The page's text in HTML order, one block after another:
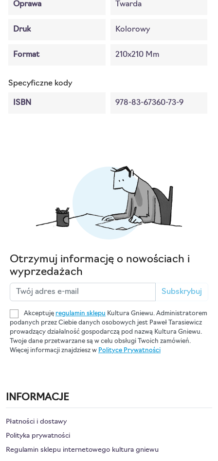
Oprawa Twarda
Druk Kolorowy
Format 210x210 Mm
Specyficzne kody
ISBN 978-83-67360-73-9
Otrzymuj informację o nowościach i
wyprzedażach
Subskrybuj
Akceptuję regulamin sklepu Kultura Gniewu. Administratorem
podanych przez Ciebie danych osobowych jest Paweł Tarasiewicz
prowadzący działalność gospodarczą pod nazwą Kultura Gniewu.
Twoje dane przetwarzane są w celu obsługi Twoich zamówień.
Więcej informacji znajdziesz w Polityce Prywatności
INFORMACJE
Płatności i dostawy
Polityka prywatności
Regulamin sklepu internetowego kultura gniewu